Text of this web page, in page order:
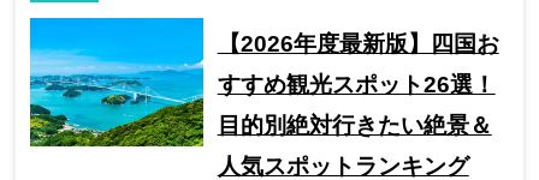
【2026年度最新版】四国お
すすめ観光スポット26選！
目的別絶対行きたい絶景＆
人気スポットランキング